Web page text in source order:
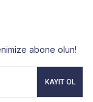
abone olun!
KAYIT OL